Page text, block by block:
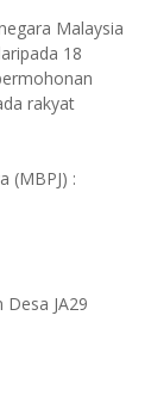
Malaysia
18
rakyat
(MBPJ) :
JA29